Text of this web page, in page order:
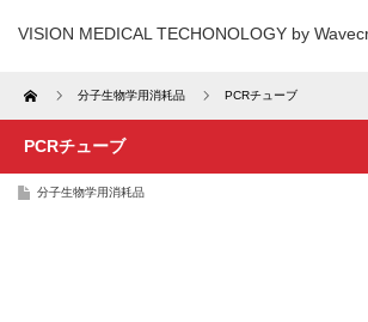
VISION MEDICAL TECHONOLOGY by
Home 分子生物学用消耗品 PCRチューブ
PCRチューブ
分子生物学用消耗品